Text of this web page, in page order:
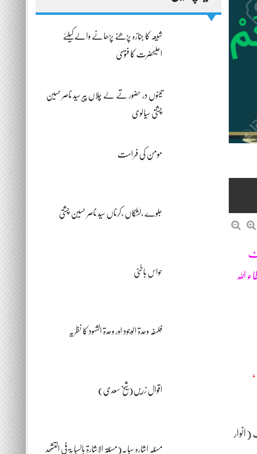
شیعہ کا جنازہ پڑھنے پڑھانے والےکیلئے
اعلیٰحضرت کا فتویٰ
تینوں در حضور تے لے چلاں پیر سید ناصر حسین
چشتی سیالوی
مومن کی فراست
جلوے ،لشکاں ،کرناں سید ناصر حسین چشتی
حواس باطنی
فلسفہ وحدۃ الوجود اور وحدۃ الشہود کا نظریہ
اقوال زریں(شیخ سعدی)
مسئلہ اشارہ سبابہ(مسئلۃ الاشارۃ بالسبابۃ فی التشھد
اللہ